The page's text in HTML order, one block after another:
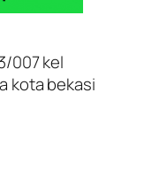
007 kel
kota bekasi